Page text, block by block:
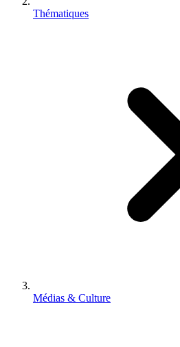
Thématiques
Médias & Culture